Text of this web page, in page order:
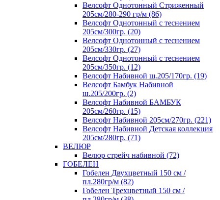
Велсофт Однотонный Стриженный
205см/280-290 гр/м (86)
Велсофт Однотонный с теснением
205см/300гр. (20)
Велсофт Однотонный с теснением
205см/330гр. (27)
Велсофт Однотонный с теснением
205см/350гр. (12)
Велсофт Набивной ш.205/170гр. (19)
Велсофт Бамбук Набивной
ш.205/200гр. (2)
Велсофт Набивной БАМБУК
205см/260гр. (15)
Велсофт Набивной 205см/270гр. (221)
Велсофт Набивной Детская коллекция
205см/280гр. (71)
ВЕЛЮР
Велюр стрейч набивной (72)
ГОБЕЛЕН
Гобелен Двухцветный 150 см /
пл.280гр/м (82)
Гобелен Трехцветный 150 см /